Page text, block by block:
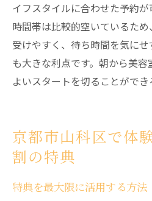
イフスタイルに合わせた予約
時間帯は比較的空いているた
受けやすく、待ち時間を気に
も大きな利点です。朝から美
よいスタートを切ることができ
京都市山科区で体
割の特典
特典を最大限に活用する方法